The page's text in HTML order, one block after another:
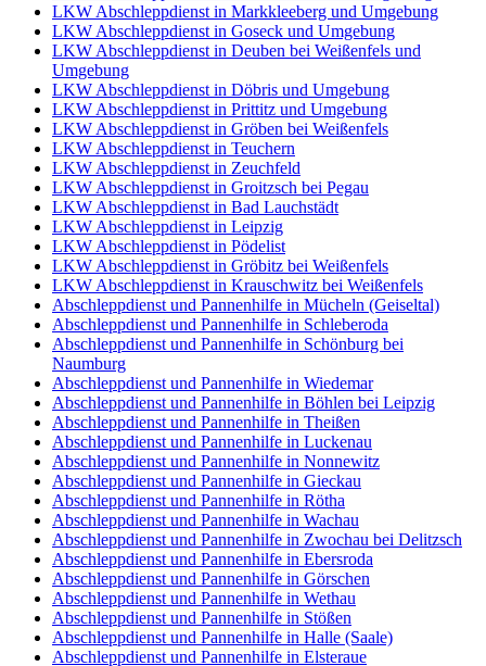
LKW Abschleppdienst in Markkleeberg und Umgebung
LKW Abschleppdienst in Goseck und Umgebung
LKW Abschleppdienst in Deuben bei Weißenfels und
Umgebung
LKW Abschleppdienst in Döbris und Umgebung
LKW Abschleppdienst in Prittitz und Umgebung
LKW Abschleppdienst in Gröben bei Weißenfels
LKW Abschleppdienst in Teuchern
LKW Abschleppdienst in Zeuchfeld
LKW Abschleppdienst in Groitzsch bei Pegau
LKW Abschleppdienst in Bad Lauchstädt
LKW Abschleppdienst in Leipzig
LKW Abschleppdienst in Pödelist
LKW Abschleppdienst in Gröbitz bei Weißenfels
LKW Abschleppdienst in Krauschwitz bei Weißenfels
Abschleppdienst und Pannenhilfe in Mücheln (Geiseltal)
Abschleppdienst und Pannenhilfe in Schleberoda
Abschleppdienst und Pannenhilfe in Schönburg bei
Naumburg
Abschleppdienst und Pannenhilfe in Wiedemar
Abschleppdienst und Pannenhilfe in Böhlen bei Leipzig
Abschleppdienst und Pannenhilfe in Theißen
Abschleppdienst und Pannenhilfe in Luckenau
Abschleppdienst und Pannenhilfe in Nonnewitz
Abschleppdienst und Pannenhilfe in Gieckau
Abschleppdienst und Pannenhilfe in Rötha
Abschleppdienst und Pannenhilfe in Wachau
Abschleppdienst und Pannenhilfe in Zwochau bei Delitzsch
Abschleppdienst und Pannenhilfe in Ebersroda
Abschleppdienst und Pannenhilfe in Görschen
Abschleppdienst und Pannenhilfe in Wethau
Abschleppdienst und Pannenhilfe in Stößen
Abschleppdienst und Pannenhilfe in Halle (Saale)
Abschleppdienst und Pannenhilfe in Elsteraue